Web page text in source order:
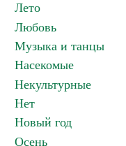
Лето
Любовь
Музыка и танцы
Насекомые
Некультурные
Нет
Новый год
Осень